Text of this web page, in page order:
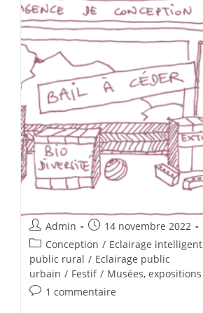
Admin
14 novembre 2022
Conception / Eclairage intelligent
public rural / Eclairage public
urbain / Festif / Musées, expositions
1 commentaire